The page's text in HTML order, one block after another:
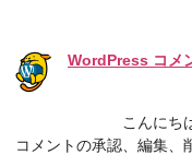
WordPress コメ
こんにち
コメントの承認、編集、